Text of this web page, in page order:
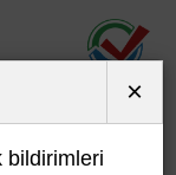
×
bildirimleri